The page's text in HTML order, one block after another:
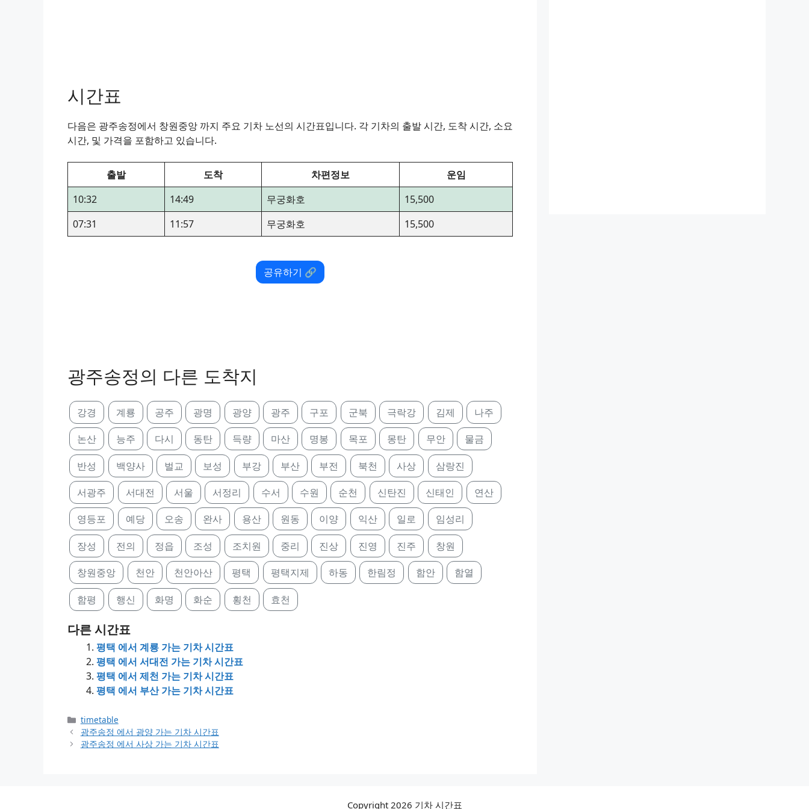
시간표
다음은 광주송정에서 창원중앙 까지 주요 기차 노선의 시간표입니다. 각 기차의 출발 시간, 도착 시간, 소요
시간, 및 가격을 포함하고 있습니다.
출발 도착 차편정보
운임
10:32
14:49 무궁화호
15,500
07:31
11:57 무궁화호 15,500
공유하기 🔗
광주송정의 다른 도착지
강경 계룡 공주 광명 광양 광주 구포 군북 극락강 김제 나주
논산 능주 다시 동탄 득량 마산 명봉 목포 몽탄 무안 물금
반성 백양사 벌교 보성 부강 부산 부전 북천 사상 삼랑진
서광주 서대전 서울 서정리 수서 수원 순천 신탄진 신태인 연산
영등포 예당 오송 완사 용산 원동 이양 익산 일로 임성리
장성 전의 정읍 조성 조치원 중리 진상 진영 진주 창원
창원중앙 천안 천안아산 평택 평택지제 하동 한림정 함안 함열
함평 행신 화명 화순 횡천 효천
다른 시간표
평택 에서 계룡 가는 기차 시간표
평택 에서 서대전 가는 기차 시간표
평택 에서 제천 가는 기차 시간표
평택 에서 부산 가는 기차 시간표
Categories
timetable
광주송정 에서 광양 가는 기차 시간표
광주송정 에서 사상 가는 기차 시간표
Copyright 2026 기차 시간표